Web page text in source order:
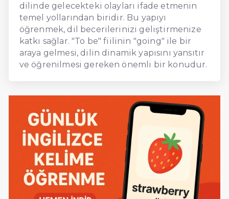
dilinde gelecekteki olayları ifade etmenin
temel yollarından biridir. Bu yapıyı
öğrenmek, dil becerilerinizi geliştirmenize
katkı sağlar. "To be" fiilinin "going" ile bir
araya gelmesi, dilin dinamik yapısını yansıtır
ve öğrenilmesi gereken önemli bir konudur.